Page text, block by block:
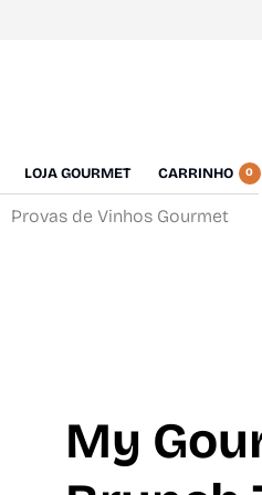
LOJA GOURMET CARRINHO 0
Provas de Vinhos Gourmet
My